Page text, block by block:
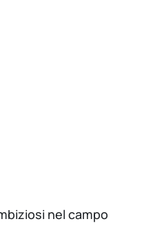
nel campo